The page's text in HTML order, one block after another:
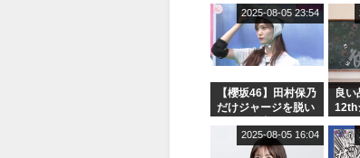
【櫻坂46】田村保乃
だけジャージを脱い
2025-08-05 23:54
良
12th
シャ
売受
2025-08-05 16:04